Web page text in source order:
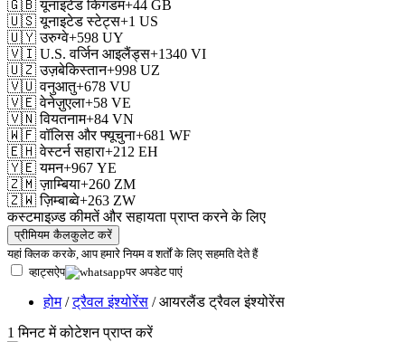
🇬🇧 यूनाइटेड किंगडम+44 GB
🇺🇸 यूनाइटेड स्टेट्स+1 US
🇺🇾 उरुग्वे+598 UY
🇻🇮 U.S. वर्जिन आइलैंड्स+1340 VI
🇺🇿 उज़बेकिस्तान+998 UZ
🇻🇺 वनुआतु+678 VU
🇻🇪 वेनेज़ुएला+58 VE
🇻🇳 वियतनाम+84 VN
🇼🇫 वॉलिस और फ्यूचुना+681 WF
🇪🇭 वेस्टर्न सहारा+212 EH
🇾🇪 यमन+967 YE
🇿🇲 ज़ाम्बिया+260 ZM
🇿🇼 ज़िम्बाब्वे+263 ZW
कस्टमाइज़्ड कीमतें और सहायता प्राप्त करने के लिए
प्रीमियम कैलकुलेट करें
यहां क्लिक करके, आप हमारेनियम व शर्तोंके लिए सहमति देते हैं
व्हाट्सऐप
पर अपडेट पाएं
होम/ट्रैवल इंश्योरेंस / आयरलैंड ट्रैवल इंश्योरेंस
1 मिनट में कोटेशन प्राप्त करें